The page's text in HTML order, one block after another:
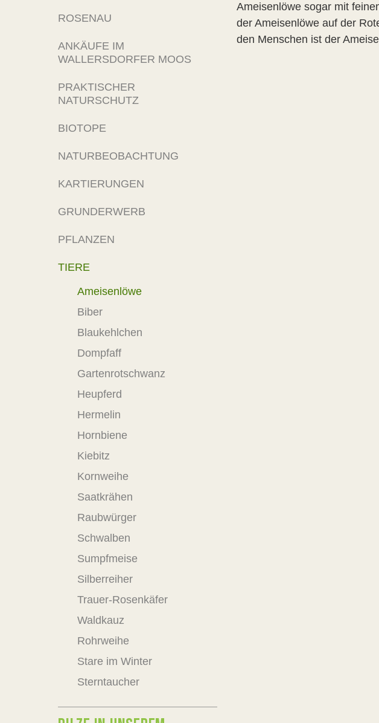
Ameisenlöwe sogar mit
der Ameisenlöwe auf der
den Menschen ist der
ROSENAU
ANKÄUFE IM
WALLERSDORFER MOOS
PRAKTISCHER
NATURSCHUTZ
BIOTOPE
NATURBEOBACHTUNG
KARTIERUNGEN
GRUNDERWERB
PFLANZEN
TIERE
Ameisenlöwe
Biber
Blaukehlchen
Dompfaff
Gartenrotschwanz
Heupferd
Hermelin
Hornbiene
Kiebitz
Kornweihe
Saatkrähen
Raubwürger
Schwalben
Sumpfmeise
Silberreiher
Trauer-Rosenkäfer
Waldkauz
Rohrweihe
Stare im Winter
Sterntaucher